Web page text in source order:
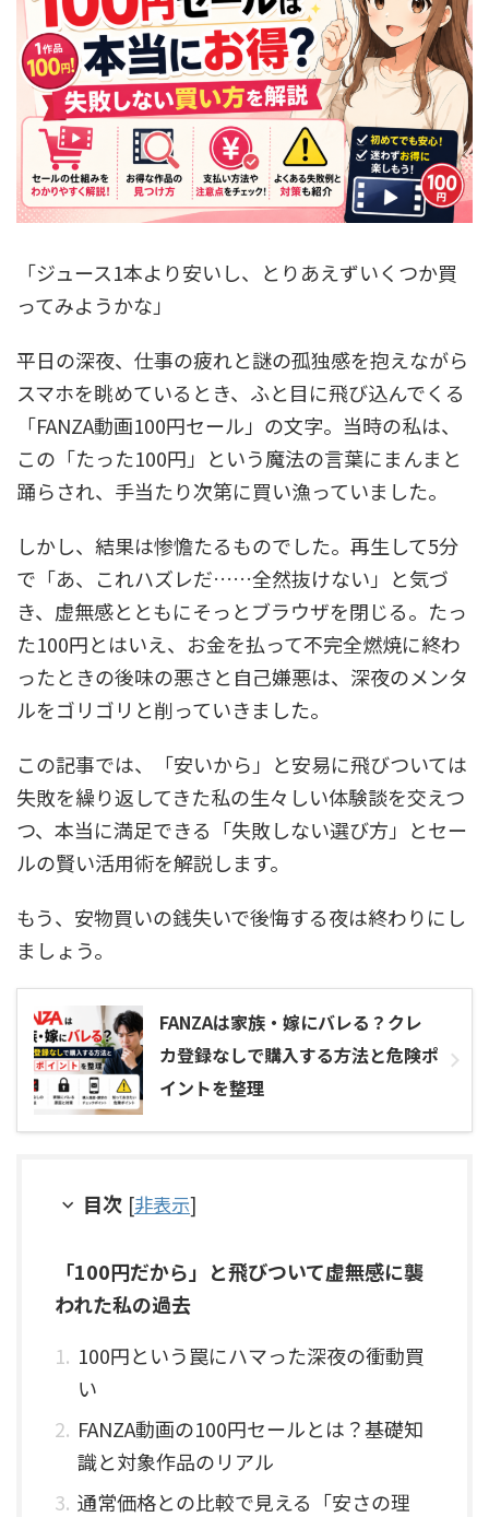
「ジュース1本より安いし、とりあえずいくつか買
ってみようかな」
平日の深夜、仕事の疲れと謎の孤独感を抱えながら
スマホを眺めているとき、ふと目に飛び込んでくる
「FANZA動画100円セール」の文字。当時の私は、
この「たった100円」という魔法の言葉にまんまと
踊らされ、手当たり次第に買い漁っていました。
しかし、結果は惨憺たるものでした。再生して5分
で「あ、これハズレだ……全然抜けない」と気づ
き、虚無感とともにそっとブラウザを閉じる。たっ
た100円とはいえ、お金を払って不完全燃焼に終わ
ったときの後味の悪さと自己嫌悪は、深夜のメンタ
ルをゴリゴリと削っていきました。
この記事では、「安いから」と安易に飛びついては
失敗を繰り返してきた私の生々しい体験談を交えつ
つ、本当に満足できる「失敗しない選び方」とセー
ルの賢い活用術を解説します。
もう、安物買いの銭失いで後悔する夜は終わりにし
ましょう。
FANZAは家族・嫁にバレる？クレ
カ登録なしで購入する方法と危険ポ
イントを整理
目次 [非表示]
「100円だから」と飛びついて虚無感に襲
われた私の過去
100円という罠にハマった深夜の衝動買
い
FANZA動画の100円セールとは？基礎知
識と対象作品のリアル
通常価格との比較で見える「安さの理